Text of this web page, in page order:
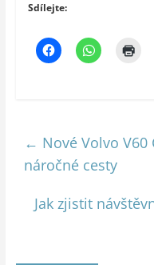
Sdílejte:
← Nové Volvo V60
náročné cesty
Jak zjistit